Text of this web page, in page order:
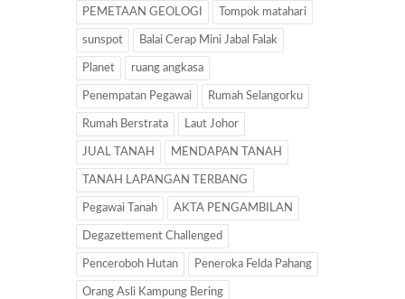
PEMETAAN GEOLOGI Tompok matahari
sunspot Balai Cerap Mini Jabal Falak
Planet ruang angkasa
Penempatan Pegawai Rumah Selangorku
Rumah Berstrata Laut Johor
JUAL TANAH MENDAPAN TANAH
TANAH LAPANGAN TERBANG
Pegawai Tanah AKTA PENGAMBILAN
Degazettement Challenged
Penceroboh Hutan Peneroka Felda Pahang
Orang Asli Kampung Bering